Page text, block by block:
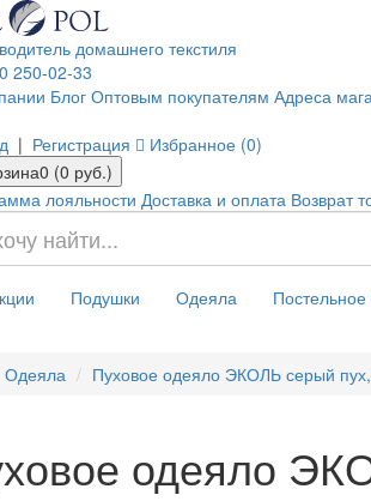
домашнего текстиля
250-02-33
Блог Оптовым покупателям Адреса
| Регистрация
Избранное (0)
0 (0 руб.)
лояльности Доставка и оплата Возврат
Подушки Одеяла
Одеяла Пуховое одеяло ЭКОЛЬ серый
одеяло